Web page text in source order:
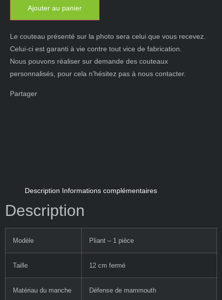
Ajouter au panier
Le couteau présenté sur la photo sera celui que vous recevez.
Celui-ci est garanti à vie contre tout vice de fabrication.
Nous pouvons réaliser sur demande des couteaux
personnalisés, pour cela n’hésitez pas à nous contacter.
Partager
Description Informations complémentaires
Description
Modèle Pliant – 1 pièce
Taille 12 cm fermé
Matériau du manche Défense de mammouth